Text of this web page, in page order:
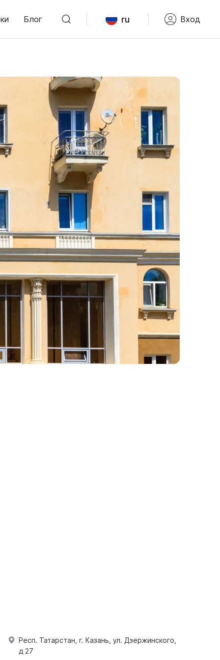
Блог ru Вход
Респ. Татарстан, г. Казань, ул. Дзержинского,
д 27